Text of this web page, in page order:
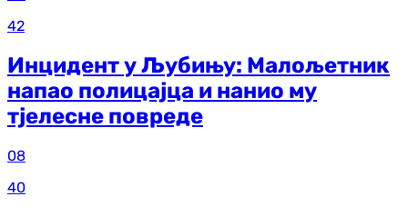
42
Инцидент у Љубињу: Малољетник
напао полицајца и нанио му
тјелесне повреде
08
40